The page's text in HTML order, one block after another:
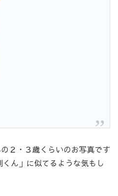
２・３歳くらいのお写真です
くん」に似てるような気もし